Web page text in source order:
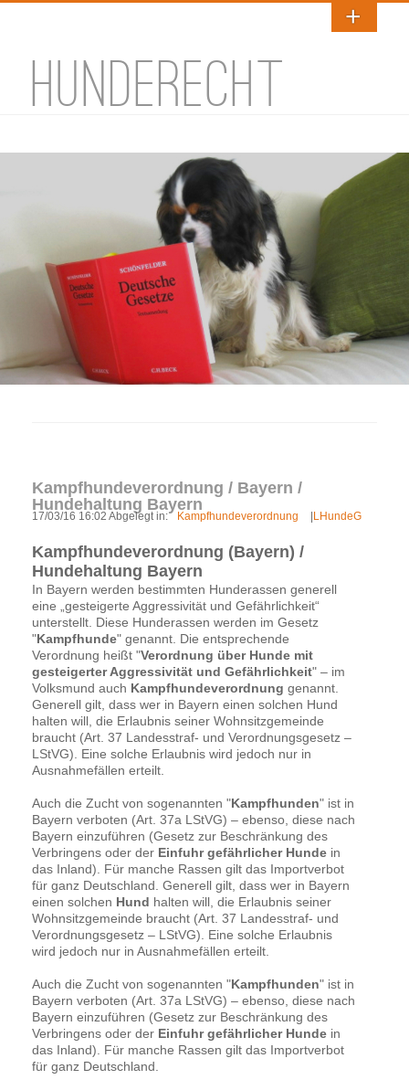
HUNDERECHT
Kampfhundeverordnung / Bayern /
Hundehaltung Bayern
17/03/16 16:02 Abgelegt in: Kampfhundeverordnung |LHundeG
Kampfhundeverordnung (Bayern) /
Hundehaltung Bayern
In Bayern werden bestimmten Hunderassen generell
eine „gesteigerte Aggressivität und Gefährlichkeit“
unterstellt. Diese Hunderassen werden im Gesetz
"Kampfhunde" genannt. Die entsprechende
Verordnung heißt "Verordnung über Hunde mit
gesteigerter Aggressivität und Gefährlichkeit" – im
Volksmund auch Kampfhundeverordnung genannt.
Generell gilt, dass wer in Bayern einen solchen Hund
halten will, die Erlaubnis seiner Wohnsitzgemeinde
braucht (Art. 37 Landesstraf- und Verordnungsgesetz –
LStVG). Eine solche Erlaubnis wird jedoch nur in
Ausnahmefällen erteilt.
Auch die Zucht von sogenannten "Kampfhunden" ist in
Bayern verboten (Art. 37a LStVG) – ebenso, diese nach
Bayern einzuführen (Gesetz zur Beschränkung des
Verbringens oder der Einfuhr gefährlicher Hunde in
das Inland). Für manche Rassen gilt das Importverbot
für ganz Deutschland. Generell gilt, dass wer in Bayern
einen solchen Hund halten will, die Erlaubnis seiner
Wohnsitzgemeinde braucht (Art. 37 Landesstraf- und
Verordnungsgesetz – LStVG). Eine solche Erlaubnis
wird jedoch nur in Ausnahmefällen erteilt.
Auch die Zucht von sogenannten "Kampfhunden" ist in
Bayern verboten (Art. 37a LStVG) – ebenso, diese nach
Bayern einzuführen (Gesetz zur Beschränkung des
Verbringens oder der Einfuhr gefährlicher Hunde in
das Inland). Für manche Rassen gilt das Importverbot
für ganz Deutschland.